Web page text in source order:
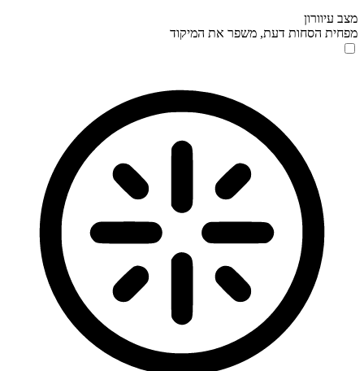
מצב עיוורון
מפחית הסחות דעת, משפר את המיקוד